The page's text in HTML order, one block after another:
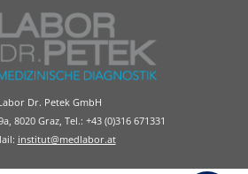
Dr. Petek GmbH
8020 Graz, Tel.: +43 (0)316 671331
institut@medlabor.at